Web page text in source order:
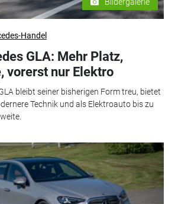
Handel
GLA: Mehr Platz,
vorerst nur Elektro
bleibt seiner bisherigen Form treu, bietet
Technik und als Elektroauto bis zu